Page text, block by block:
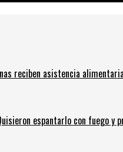
reciben asistencia
espantarlo con fuego